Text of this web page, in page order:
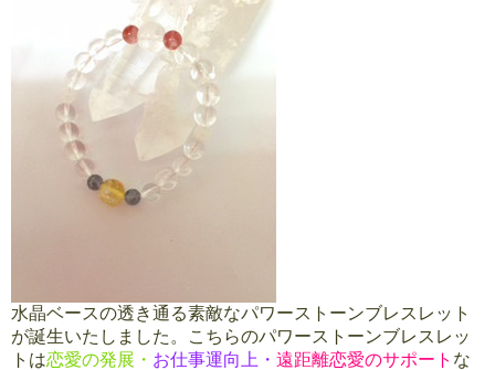
水晶ベースの透き通る素敵なパワーストーンブレスレット
が誕生いたしました。こちらのパワーストーンブレスレッ
トは恋愛の発展・ お仕事運向上・ 遠距離恋愛のサポート な